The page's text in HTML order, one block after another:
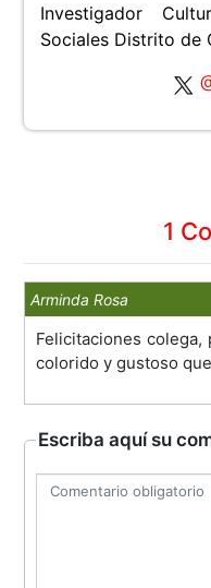
Investigador
Sociales Distrito de
1
Arminda Rosa
Felicitaciones
colorido y gustoso
Escriba aquí su